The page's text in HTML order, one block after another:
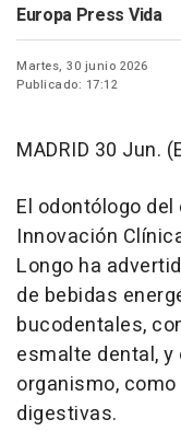
Europa Press Vida
Martes, 30 junio 2026
Publicado: 17:12
MADRID 30 Jun.
El odontólogo
Innovación
Longo ha
de bebidas
bucodentales,
esmalte dental,
organismo,
digestivas.